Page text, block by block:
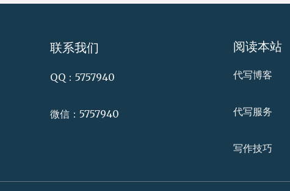
联系我们
QQ：5757940
微信：5757940
阅读本站
代写博客
代写服务
写作技巧